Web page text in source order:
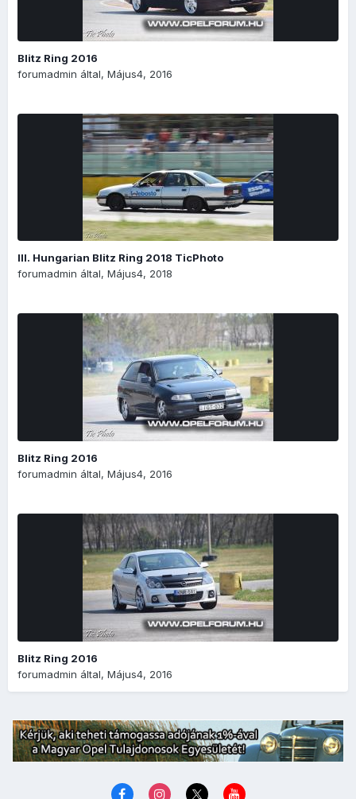
Blitz Ring 2016
forumadmin által, Május4, 2016
III. Hungarian Blitz Ring 2018 TicPhoto
forumadmin által, Május4, 2018
Blitz Ring 2016
forumadmin által, Május4, 2016
Blitz Ring 2016
forumadmin által, Május4, 2016